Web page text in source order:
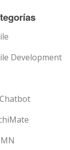
Development